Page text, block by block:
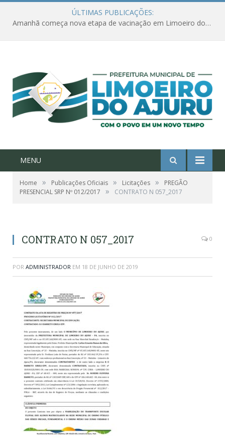
ÚLTIMAS PUBLICAÇÕES:
Amanhã começa nova etapa de vacinação em Limoeiro do Ajuru para idosos com 65 ou mais
MENU
Home » Publicações Oficiais » Licitações »
PREGÃO
PRESENCIAL SRP Nº 012/2017
» CONTRATO N 057_2017
CONTRATO N 057_2017 0
POR ADMINISTRADOR EM 18 DE JUNHO DE 2019